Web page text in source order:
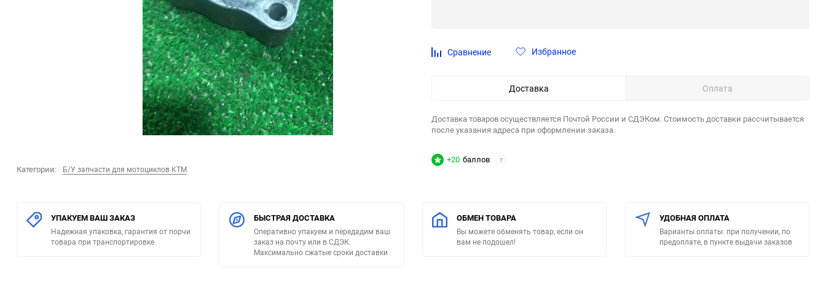
Категории: Б/У запчасти для мотоциклов KTM
Сравнение Избранное
Доставка Оплата
Доставка товаров осуществляется Почтой России и СДЭКом. Стоимость доставки рассчитывается
после указания адреса при оформлении заказа.
+20 баллов ?
УПАКУЕМ ВАШ ЗАКАЗ
Надежная упаковка, гарантия от порчи
товара при транспортировке
БЫСТРАЯ ДОСТАВКА
Оперативно упакуем и передадим ваш
заказ на почту или в СДЭК.
Максимально сжатые сроки доставки
ОБМЕН ТОВАРА
Вы можете обменять товар, если он
вам не подошел!
УДОБНАЯ ОПЛАТА
Варианты оплаты: при получении, по
предоплате, в пункте выдачи заказов